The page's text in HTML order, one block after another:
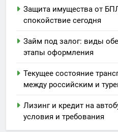
Защита имущества от
спокойствие сегодня
Займ под залог: виды
этапы оформления
Текущее состояние
между российским и
Лизинг и кредит на
условия и требования